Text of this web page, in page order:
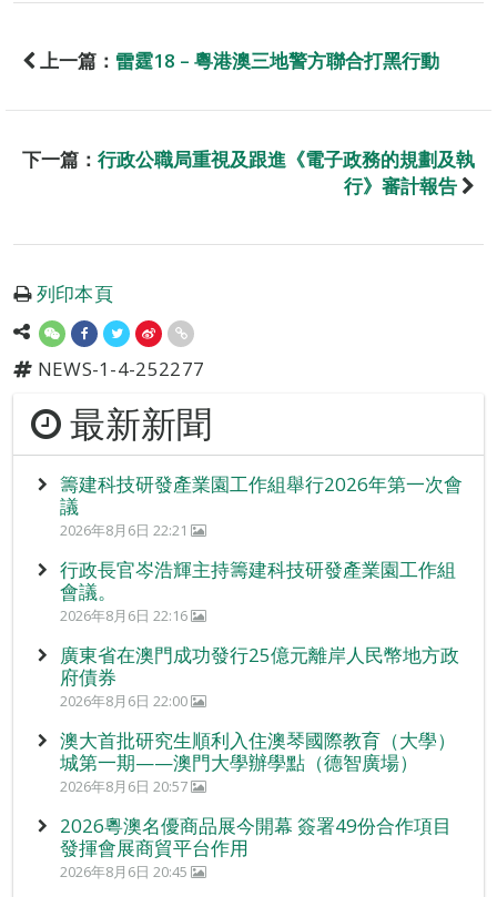
上一篇： 雷霆18 – 粵港澳三地警方聯合打黑行動
下一篇： 行政公職局重視及跟進《電子政務的規劃及執
行》審計報告
列印本頁
NEWS-1-4-252277
最新新聞
籌建科技研發產業園工作組舉行2026年第一次會
議
2026年8月6日 22:21
行政長官岑浩輝主持籌建科技研發產業園工作組
會議。
2026年8月6日 22:16
廣東省在澳門成功發行25億元離岸人民幣地方政
府債券
2026年8月6日 22:00
澳大首批研究生順利入住澳琴國際教育（大學）
城第一期——澳門大學辦學點（德智廣場）
2026年8月6日 20:57
2026粵澳名優商品展今開幕 簽署49份合作項目
發揮會展商貿平台作用
2026年8月6日 20:45